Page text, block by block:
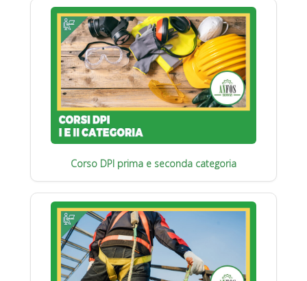
Corso DPI prima e seconda categoria